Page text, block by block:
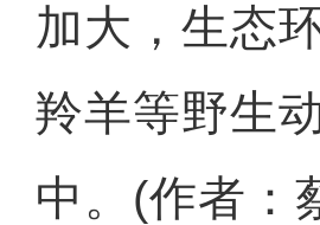
加大，生态
羚羊等野生
中。(作者：